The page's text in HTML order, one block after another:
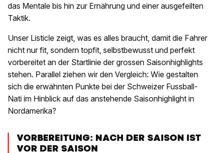
das Mentale bis hin zur Ernährung und einer ausgefeilten
Taktik.
Unser Listicle zeigt, was es alles braucht, damit die Fahrer
nicht nur fit, sondern topfit, selbstbewusst und perfekt
vorbereitet an der Startlinie der grossen Saisonhighlights
stehen. Parallel ziehen wir den Vergleich: Wie gestalten
sich die erwähnten Punkte bei der Schweizer Fussball-
Nati im Hinblick auf das anstehende Saisonhighlight in
Nordamerika?
VORBEREITUNG: NACH DER SAISON IST
VOR DER SAISON